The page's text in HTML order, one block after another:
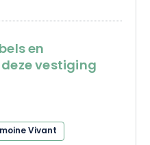
en
vestiging
Vivant